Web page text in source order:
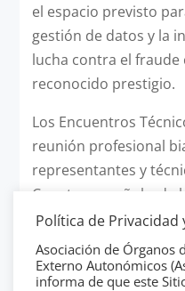
el espacio previsto
gestión de datos y la
lucha contra el
reconocido prestigio.
Los Encuentros
reunión profesional
representantes y
Cuentas español y de
encargados de la
sector público. Es
conjunto más
Política de Privacidad
Asociación de Órganos
Externo Autonómicos
informa de que este